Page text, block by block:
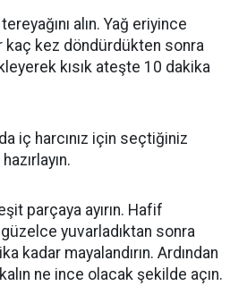
alın. Yağ eriyince
kaç kez döndürdükten sonra
kısık ateşte 10 dakika
iç harcınız için seçtiğiniz
parçaya ayırın. Hafif
güzelce yuvarladıktan sonra
kadar mayalandırın. Ardından
ne ince olacak şekilde açın.